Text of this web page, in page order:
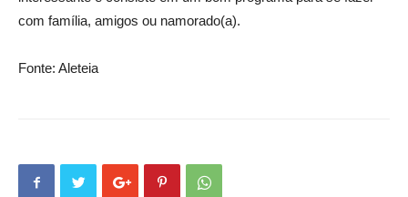
com família, amigos ou namorado(a).
Fonte: Aleteia